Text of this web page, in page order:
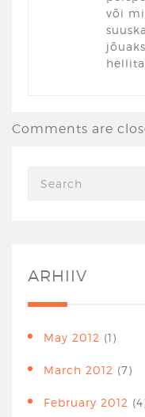
või
Comments are
ARHIIV
May 2012 (1)
March 2012 (7)
February 2012